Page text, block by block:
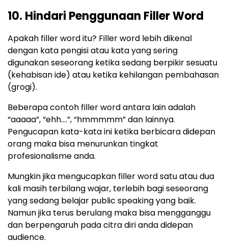
10. Hindari Penggunaan Filler Word
Apakah filler word itu? Filler word lebih dikenal
dengan kata pengisi atau kata yang sering
digunakan seseorang ketika sedang berpikir sesuatu
(kehabisan ide) atau ketika kehilangan pembahasan
(grogi).
Beberapa contoh filler word antara lain adalah
“aaaaa”, “ehh….”, “hmmmmm” dan lainnya.
Pengucapan kata-kata ini ketika berbicara didepan
orang maka bisa menurunkan tingkat
profesionalisme anda.
Mungkin jika mengucapkan filler word satu atau dua
kali masih terbilang wajar, terlebih bagi seseorang
yang sedang belajar public speaking yang baik.
Namun jika terus berulang maka bisa mengganggu
dan berpengaruh pada citra diri anda didepan
audience.